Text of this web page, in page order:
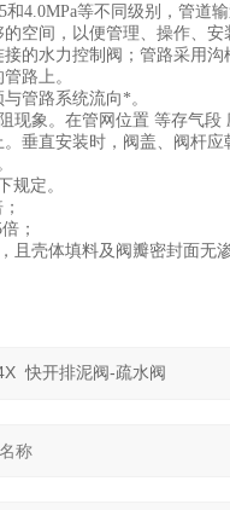
和4.0MPa等不同级别，管道
空间，以便管理、操作、
的水力控制阀；管路采用
路上。
管路系统流向*。
现象。在管网位置 等存气段
垂直安装时，阀盖、阀杆应
规定。
；
且壳体填料及阀瓣密封面无